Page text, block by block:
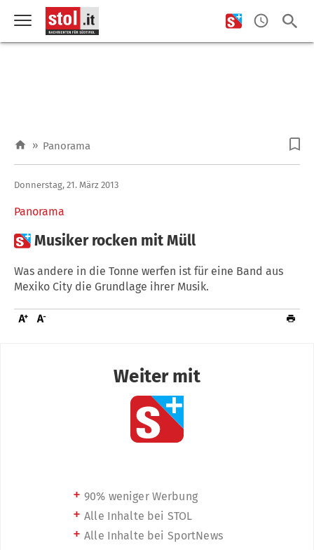
» Panorama
Panorama
Donnerstag, 21. März 2013
Musiker rocken mit Müll
Was andere in die Tonne werfen ist für eine Band aus
Mexiko City die Grundlage ihrer Musik.